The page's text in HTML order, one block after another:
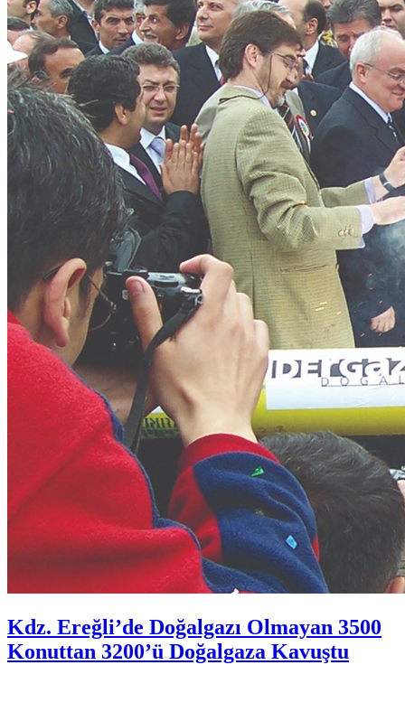
Kdz. Ereğli’de Doğalgazı Olmayan 3500
Konuttan 3200’ü Doğalgaza Kavuştu